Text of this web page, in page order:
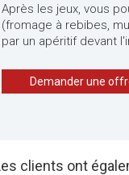
Après les jeux, vous
(fromage à rebibes,
par un apéritif devant
Demander une
clients ont